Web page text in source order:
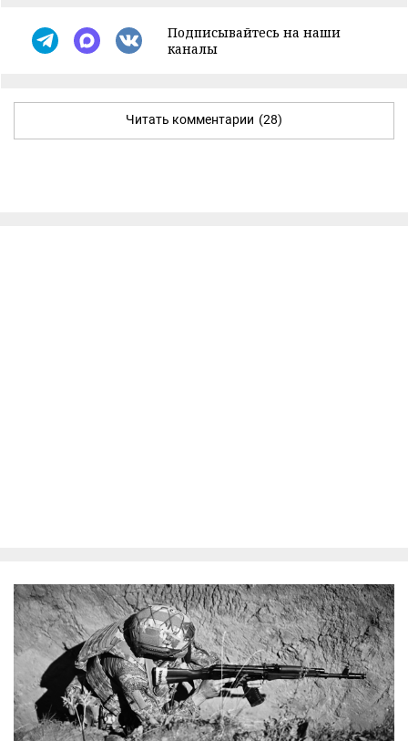
Подписывайтесь на наши
каналы
Читать комментарии (28)